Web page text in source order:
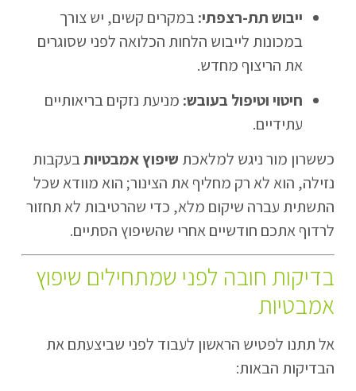
ייבוש תת-רצפתי:במקרים קשים, יש צורך
במכונות לייבוש הלחות הכלואה לפני שסוגרים
את הריצוף מחדש.
חיטוי וטיפול בעובש: מניעת נזקים בריאותיים
עתידיים.
כששרון מור ניגש למלאכת שיפוץ אמבטיותבעקבות
נזילה, הוא לא רק מחליף את הצינור; הוא מוודא שכל
התשתית עברה שיקום מלא, כדי שהרטיבות לא תחזור
לרדוף אתכם חודשיים אחרי שהשיפוץ הסתיים.
בדיקות חובה לפני שמתחילים שיפוץ
אמבטיות
אל תתנו לפטיש הראשון לעבוד לפני שביצעתם את
הבדיקות הבאות: